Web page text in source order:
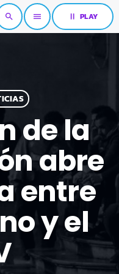
search menu pause PLAY
de la
abre
entre
y el